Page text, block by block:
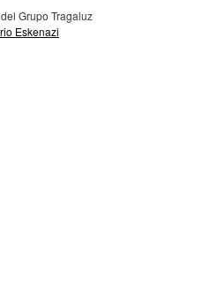
Grupo Tragaluz
Eskenazi